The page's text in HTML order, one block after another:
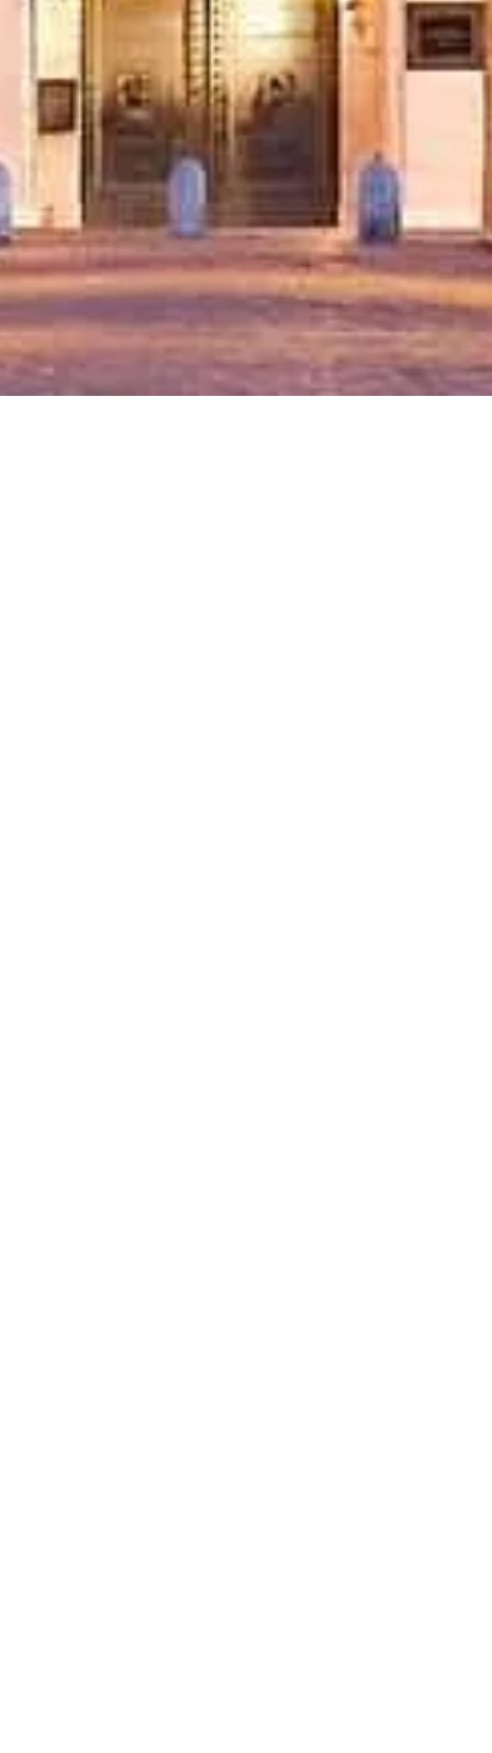
क्या देखें
कानूनी
कानूनी नोट्स
हमारे बारे में
कुकी नीति
साइटमैप
दुनिया भर के यात्रियों और इतिहास प्रेमियों के लिए, उनसे मिलते-जुलते एक
व्यक्ति ने ❤️ के साथ यह वेबसाइट तैयार की है।
कैसल सेंट एंजेलो के लिए आपका निजी गाइड। टिकट, समय और अन्य
जानकारी के बारे में कुछ भी पूछें!